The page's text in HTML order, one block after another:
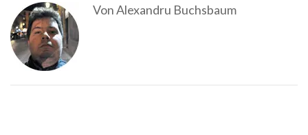
VonAlexandru Buchsbaum